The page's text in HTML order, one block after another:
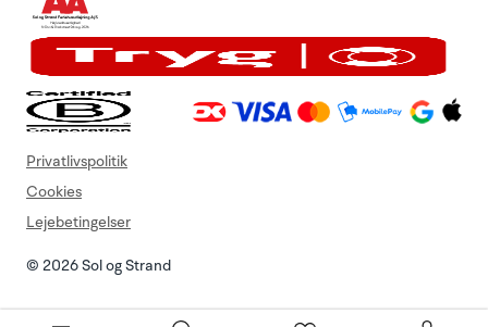
© 2026 Sol og Strand
Privatlivspolitik
Cookies
Lejebetingelser